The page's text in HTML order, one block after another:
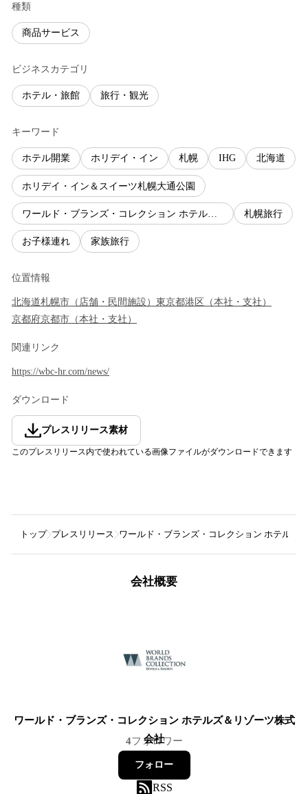
種類
商品サービス
ビジネスカテゴリ
ホテル・旅館 旅行・観光
キーワード
ホテル開業 ホリデイ・イン 札幌 IHG 北海道
ホリデイ・イン＆スイーツ札幌大通公園
札幌旅行
お子様連れ 家族旅行
位置情報
北海道札幌市 （ 店舗・民間施設 ） 東京都港区 （本社・支社 ）
京都府京都市 （本社・支社 ）
関連リンク
https://wbc-hr.com/news/
ダウンロード
プレスリリース素材
このプレスリリース内で使われている画像ファイルがダウンロードできます
トップ プレスリリース ワールド・ブランズ・コレクション ホテルズ
会社概要
ワールド・ブランズ・コレクション ホテルズ＆リゾーツ株式
会社
4フォロワー
フォロー
RSS